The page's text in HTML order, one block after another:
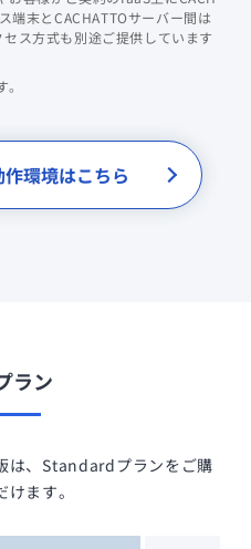
端末とCACHATTOサーバー間は
ス方式も別途ご提供しています
環境はこちら
ラン
は、Standardプランをご購
ます。